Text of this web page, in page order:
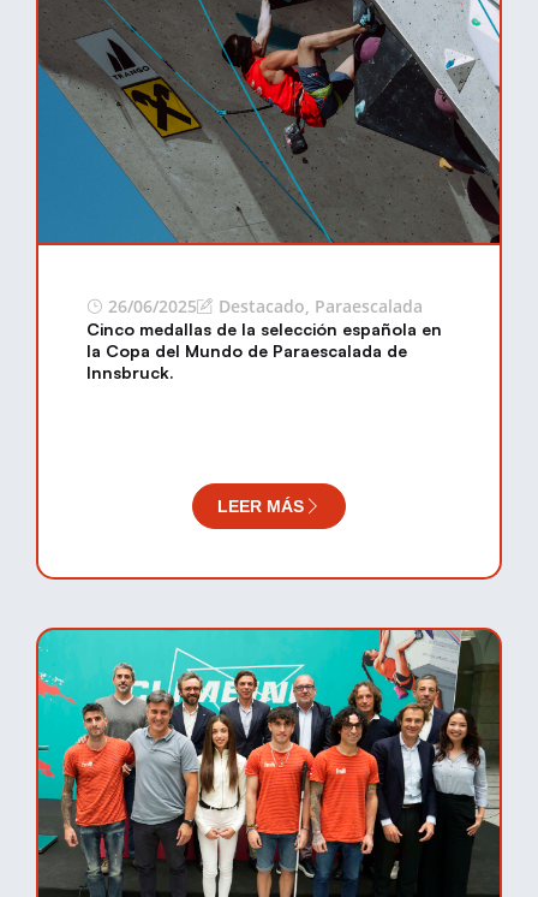
26/06/2025 Destacado, Paraescalada
Cinco medallas de la selección española en
la Copa del Mundo de Paraescalada de
Innsbruck.
LEER MÁS